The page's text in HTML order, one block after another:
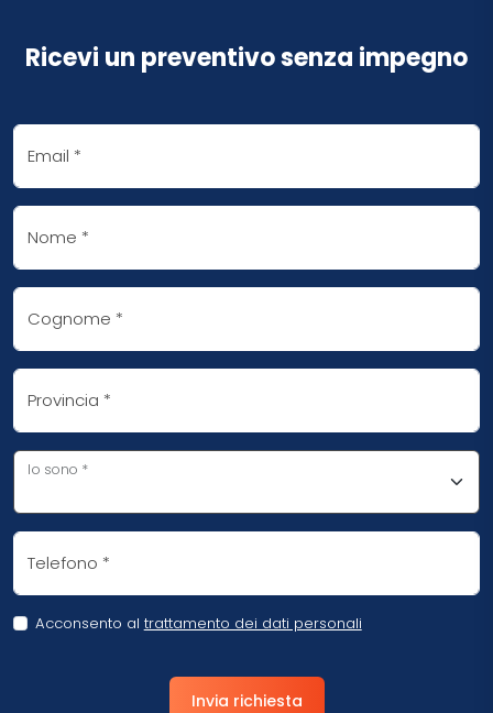
Ricevi un preventivo senza impegno
Email *
Nome *
Cognome *
Provincia *
Io sono *
Telefono *
Acconsento al trattamento dei dati personali
Invia richiesta